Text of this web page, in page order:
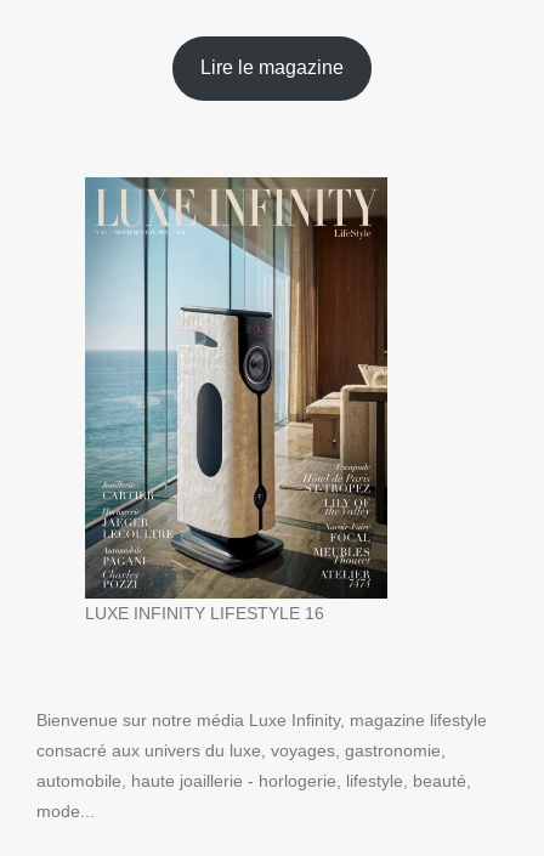
Lire le magazine
LUXE INFINITY LIFESTYLE 16
Bienvenue sur notre média Luxe Infinity, magazine lifestyle
consacré aux univers du luxe, voyages, gastronomie,
automobile, haute joaillerie - horlogerie, lifestyle, beauté,
mode...